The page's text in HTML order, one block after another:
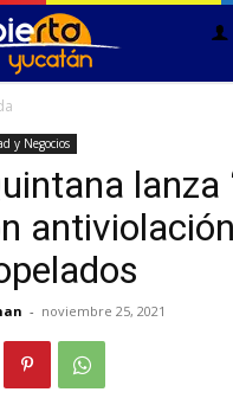
y Negocios
lanza
- noviembre 25, 2021